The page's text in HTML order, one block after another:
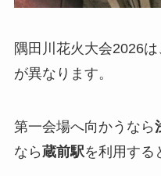
隅田川花火大会2026
が異なります。
第一会場へ向かうなら
なら蔵前駅を利用する